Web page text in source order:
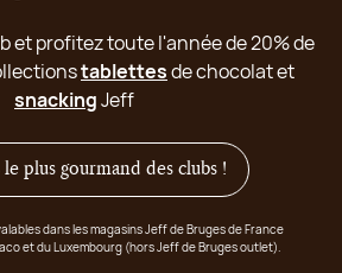
et profitez toute l'année de 20% de
tablettesde chocolat et
snackingJeff
le plus gourmand des clubs !
dans les magasins Jeff de Bruges de France
et du Luxembourg (hors Jeff de Bruges outlet).